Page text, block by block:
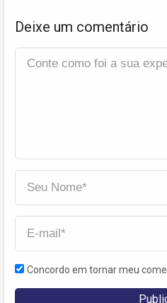
Deixe um comentário
Concordo em tornar meu